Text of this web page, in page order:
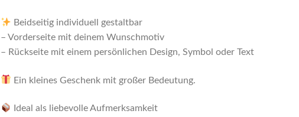
Beidseitig individuell gestaltbar
– Vorderseite mit deinem Wunschmotiv
– Rückseite mit einem persönlichen Design, Symbol oder Text
Ein kleines Geschenk mit großer Bedeutung.
Ideal als liebevolle Aufmerksamkeit